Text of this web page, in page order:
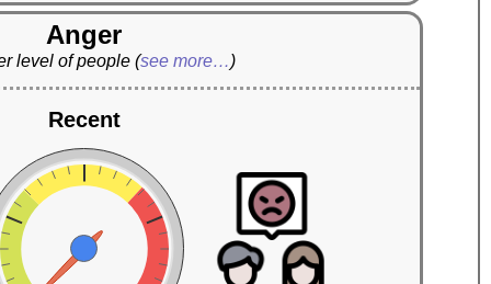
Anger
level of people(see more…)
Recent